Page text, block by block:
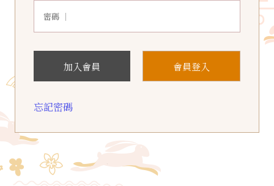
密碼 ｜
加入會員 會員登入
忘記密碼